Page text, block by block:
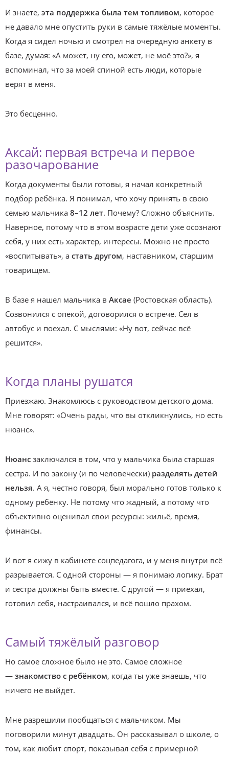
И знаете, эта поддержка была тем топливом, которое
не давало мне опустить руки в самые тяжёлые моменты.
Когда я сидел ночью и смотрел на очередную анкету в
базе, думая: «А может, ну его, может, не моё это?», я
вспоминал, что за моей спиной есть люди, которые
верят в меня.
Это бесценно.
Аксай: первая встреча и первое
разочарование
Когда документы были готовы, я начал конкретный
подбор ребёнка. Я понимал, что хочу принять в свою
семью мальчика 8–12 лет. Почему? Сложно объяснить.
Наверное, потому что в этом возрасте дети уже осознают
себя, у них есть характер, интересы. Можно не просто
«воспитывать», а стать другом, наставником, старшим
товарищем.
В базе я нашел мальчика в Аксае (Ростовская область).
Созвонился с опекой, договорился о встрече. Сел в
автобус и поехал. С мыслями: «Ну вот, сейчас всё
решится».
Когда планы рушатся
Приезжаю. Знакомлюсь с руководством детского дома.
Мне говорят: «Очень рады, что вы откликнулись, но есть
нюанс».
Нюанс заключался в том, что у мальчика была старшая
сестра. И по закону (и по человечески) разделять детей
нельзя. А я, честно говоря, был морально готов только к
одному ребёнку. Не потому что жадный, а потому что
объективно оценивал свои ресурсы: жильё, время,
финансы.
И вот я сижу в кабинете соцпедагога, и у меня внутри всё
разрывается. С одной стороны — я понимаю логику. Брат
и сестра должны быть вместе. С другой — я приехал,
готовил себя, настраивался, и всё пошло прахом.
Самый тяжёлый разговор
Но самое сложное было не это. Самое сложное
— знакомство с ребёнком, когда ты уже знаешь, что
ничего не выйдет.
Мне разрешили пообщаться с мальчиком. Мы
поговорили минут двадцать. Он рассказывал о школе, о
том, как любит спорт, показывал себя с примерной